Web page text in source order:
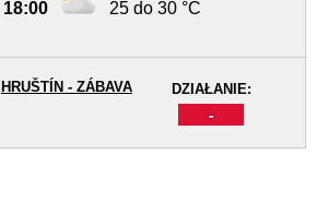
18:00 25 do 30 °C
DZIAŁANIE:
-
HRUŠTÍN - ZÁBAVA